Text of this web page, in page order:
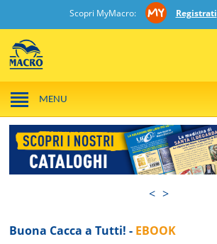
Scopri MyMacro: Registrati
MENU
< >
Buona Cacca a Tutti! - EBOOK